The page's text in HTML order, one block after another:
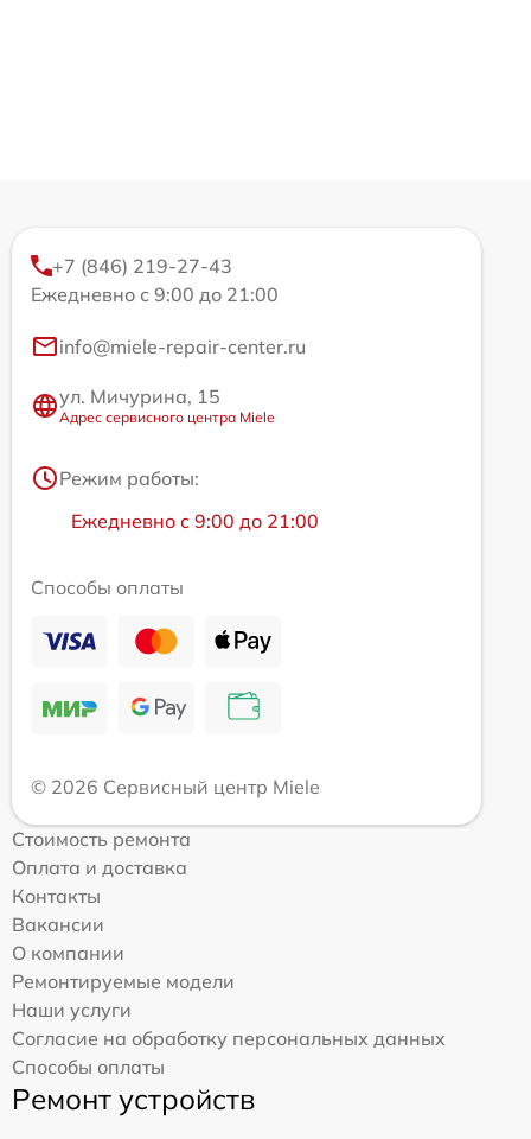
+7 (846) 219-27-43
Ежедневно с 9:00 до 21:00
info@miele-repair-center.ru
ул. Мичурина, 15
Адрес сервисного центра Miele
Режим работы:
Ежедневно с 9:00 до 21:00
Способы оплаты
© 2026 Сервисный центр Miele
Стоимость ремонта
Оплата и доставка
Контакты
Вакансии
О компании
Ремонтируемые модели
Наши услуги
Согласие на обработку персональных данных
Способы оплаты
Ремонт устройств